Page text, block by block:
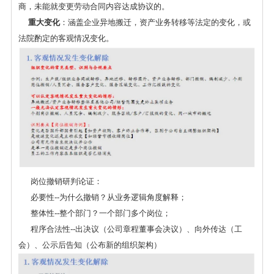
商，未能就变更劳动合同内容达成协议的。
重大变化：涵盖企业异地搬迁，资产业务转移等法定的变化，或
法院酌定的客观情况变化。
岗位撤销研判论证：
必要性--为什么撤销？从业务逻辑角度解释；
整体性--整个部门？一个部门多个岗位；
程序合法性--出决议（公司章程董事会决议）、向外传达（工
会）、公示后告知（公布新的组织架构）